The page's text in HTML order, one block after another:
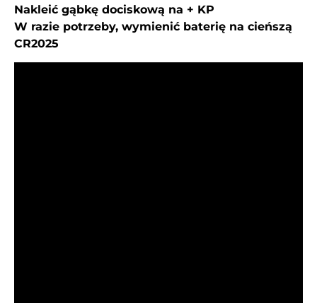
Nakleić gąbkę dociskową na + KP
W razie potrzeby, wymienić baterię na cieńszą
CR2025